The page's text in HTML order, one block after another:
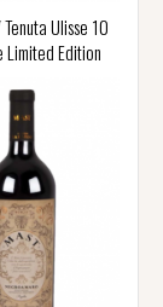
Ulisse 10
Limited Edition